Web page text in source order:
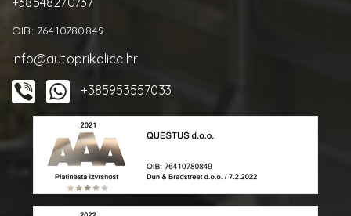
OIB: 76410780849
info@autoprikolice.hr
+385953557033